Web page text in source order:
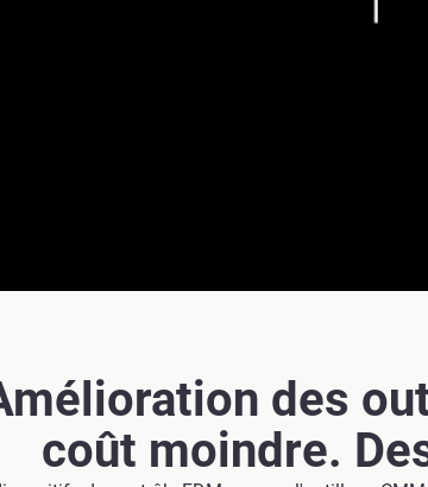
des
coût moindre.